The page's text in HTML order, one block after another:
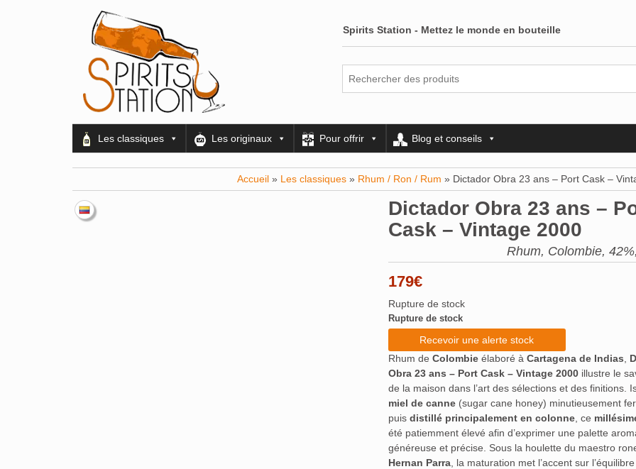
Spirits Station - Mettez le monde en bouteille
Les classiques Les originaux Pour offrir Blog et conseils
Accueil » Les classiques » Rhum / Ron / Rum » Dictador Obra 23 ans – Port Cask –
Dictador Obra 23 ans –
Cask – Vintage 2000
Rhum, Colombie,
179€
Rupture de stock
Rupture de stock
Recevoir une alerte stock
Rhum de Colombieélaboré à Cartagena de Indias
Obra 23 ans – Port Cask – Vintage 2000illustre le
de la maison dans l’art des sélections et des finitions.
miel de canne(sugar cane honey) minutieusement
puis distillé principalement en colonne, ce
été patiemment élevé afin d’exprimer une palette
généreuse et précise. Sous la houlette du maestro
Hernan Parra, la maturation met l’accent sur